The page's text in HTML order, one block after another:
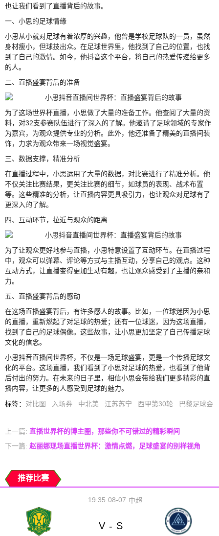
也让我们看到了直播背后的故事。
一、小思的足球情缘
小思从小就对足球有着浓厚的兴趣，他曾是学校足球队的一员，虽然
身材瘦小，但球技出众。在足球世界里，他找到了自己的位置，也找
到了自己的激情。如今，他抖音这个平台，将自己的热爱传递给更多
的人。
二、直播盛宴背后的准备
为了这场世界杯直播，小思做了大量的准备工作。他查阅了大量的资
料，对32支参赛队伍进行了深入的了解。他邀请了足球领域的专家作
为嘉宾，为观众提供专业的分析。此外，他还准备了精美的直播间装
饰，力求为观众带来一场视觉盛宴。
三、数据支撑，精准分析
在直播过程中，小思运用了大量的数据，对比赛进行了精准分析。他
不仅关注比赛结果，更关注比赛的细节，如球员的表现、战术布置
等。这些精准的分析，让直播内容更具吸引力，也让观众对足球有了
更深入的了解。
四、互动环节，拉近与观众的距离
为了让观众更好地参与直播，小思特意设置了互动环节。在直播过程
中，观众可以弹幕、评论等方式与主播互动，分享自己的观点。这种
互动方式，让直播变得更加生动有趣，也让观众感受到了主播的亲和
力。
五、直播盛宴背后的感动
在这场直播盛宴背后，有许多感人的故事。比如，一位球迷因为小思
的直播，重新燃起了对足球的热爱；还有一位球迷，因为这场直播，
找到了自己的足球偶像。这些故事，让小思更加坚定了自己传播足球
文化的信念。
小思抖音直播间世界杯，不仅是一场足球盛宴，更是一个传播足球文
化的平台。这场直播，我们看到了小思对足球的热爱，也看到了他背
后付出的努力。在未来的日子里，相信小思会带给我们更多精彩的直
播内容，让更多的人感受到足球的魅力。
标签： 对比图 入场券 中北美 江苏苏宁 西甲第30轮 巴黎足球会
上一篇: 直播世界杯的博主圈，那些你不可错过的精彩瞬间
下一篇: 赵丽娜现场直播世界杯：激情点燃，足球盛宴的别样视角
推荐比赛
08-07
19:35 中超
V - S